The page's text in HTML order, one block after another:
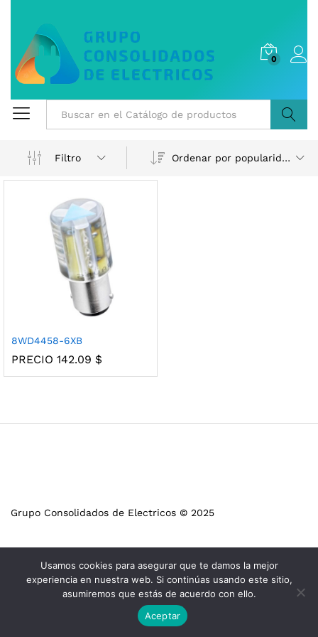
0
Filtro
Ordenar por popularidad
8WD4458-6XB
PRECIO 142.09 $
Grupo Consolidados de Electricos © 2025
Usamos cookies para asegurar que te damos la mejor
experiencia en nuestra web. Si continúas usando este sitio,
asumiremos que estás de acuerdo con ello.
Aceptar